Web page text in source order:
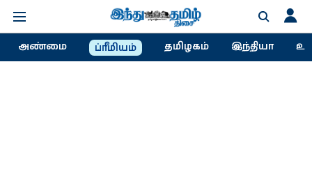
அண்மை ப்ரீமியம் தமிழகம் இந்தியா